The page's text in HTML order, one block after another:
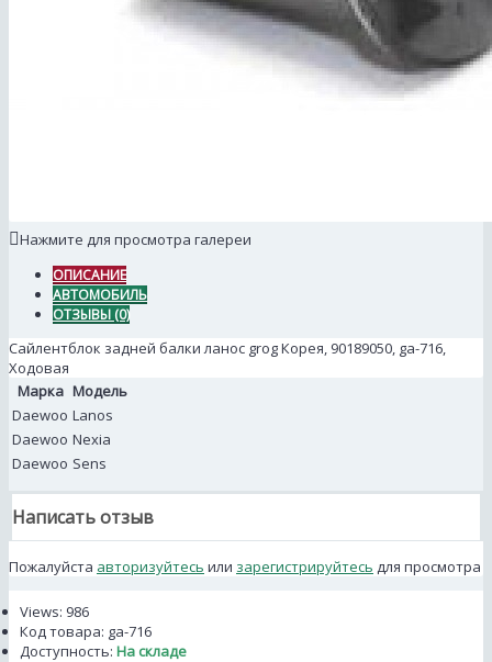
Нажмите для просмотра галереи
ОПИСАНИЕ
АВТОМОБИЛЬ
ОТЗЫВЫ (0)
Сайлентблок задней балки ланос grog Корея, 90189050, ga-716,
Ходовая
Марка Модель
Daewoo Lanos
Daewoo Nexia
Daewoo Sens
Написать отзыв
Пожалуйста авторизуйтесь или зарегистрируйтесь для просмотра
Views: 986
Код товара: ga-716
Доступность: На складе